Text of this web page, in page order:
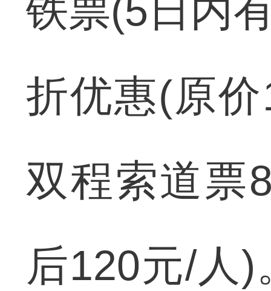
铁票(5日内
折优惠(原
双程索道票
后120元/人